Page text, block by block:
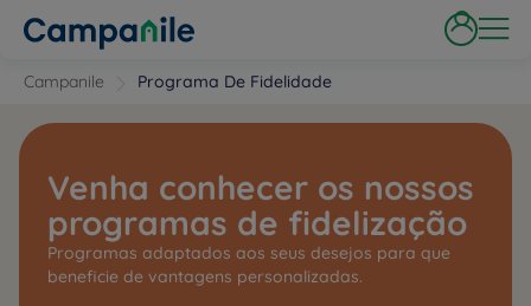
Campanile Programa De Fidelidade
Venha conhecer os nossos
programas de fidelização
Programas adaptados aos seus desejos para que
beneficie de vantagens personalizadas.